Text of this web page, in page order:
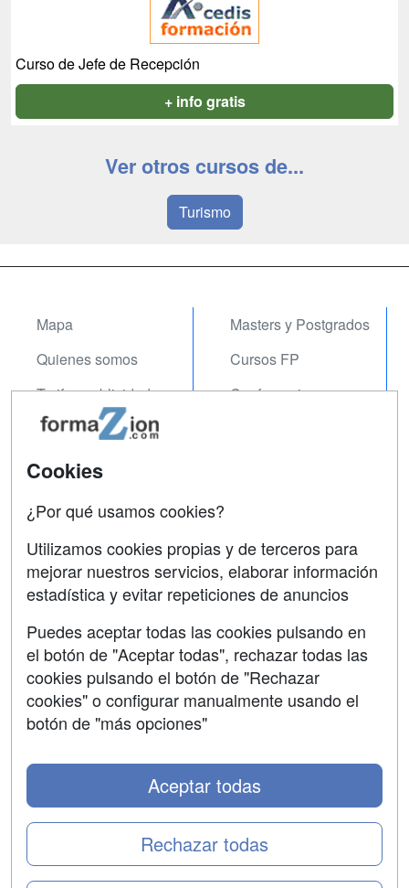
Curso de Jefe de Recepción
+ info gratis
Ver otros cursos de...
Turismo
Mapa
Quienes somos
Tarifas publicidad
Acceso Usuarios
Acceso Centros
Masters y Postgrados
Cursos FP
Conferencias
Contactar
Confidencialidad
Aviso legal
Copyleft
Cookies
¿Por qué usamos cookies?
Utilizamos cookies propias y de terceros para
mejorar nuestros servicios, elaborar información
estadística y evitar repeticiones de anuncios
Puedes aceptar todas las cookies pulsando en
el botón de "Aceptar todas", rechazar todas las
cookies pulsando el botón de "Rechazar
cookies" o configurar manualmente usando el
botón de "más opciones"
Rechazar todas
Aceptar todas